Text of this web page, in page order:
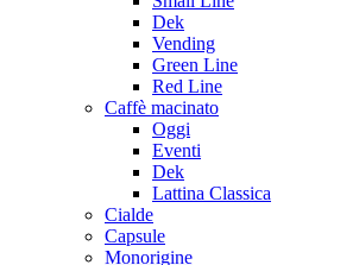
Dek
Vending
Green Line
Red Line
Caffè macinato
Oggi
Eventi
Dek
Lattina Classica
Cialde
Capsule
Monorigine